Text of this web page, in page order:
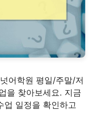
어학원 평일/주말/저
을 찾아보세요. 지금
업 일정을 확인하고